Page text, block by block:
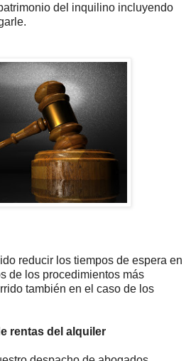
del inquilino incluyendo
reducir los tiempos de espera en
de los procedimientos más
también en el caso de los
rentas del alquiler